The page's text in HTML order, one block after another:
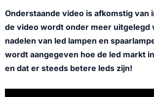
Onderstaande video is afkomstig van
de video wordt onder meer uitgelegd
nadelen van led lampen en
wordt aangegeven hoe de led markt
en dat er steeds betere leds zijn!